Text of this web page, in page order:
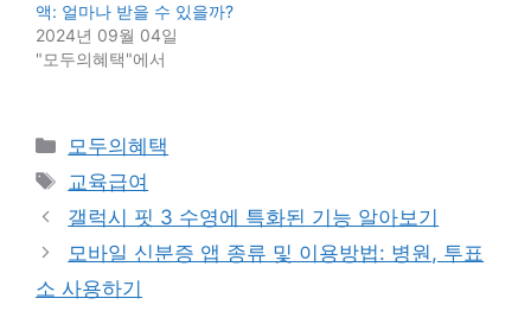
액: 얼마나 받을 수 있을까?
2024년 09월 04일
"모두의혜택"에서
Categories
모두의혜택
Tags
교육급여
갤럭시 핏 3 수영에 특화된 기능 알아보기
모바일 신분증 앱 종류 및 이용방법: 병원, 투표
소 사용하기